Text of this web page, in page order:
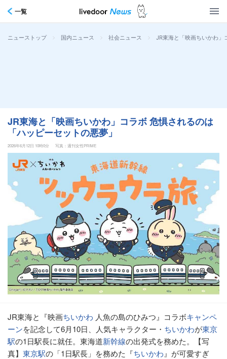
一覧
ニューストップ > 国内ニュース > 社会ニュース > JR東海と「映画ちいかわ」
JR東海と「映画ちいかわ」コラボ 危惧されるのは
「ハッピーセットの悪夢」
2026年6月12日 10時0分 写真：週刊女性PRIME
JR東海と『映画ちいかわ 人魚の島のひみつ』コラボキャンペ
ーンを記念して6月10日、人気キャラクター・ ちいかわが東京
駅の1日駅長に就任。東海道新幹線の出発式を務めた。【写
真】 東京駅の「1日駅長」を務めた『ちいかわ 』が可愛すぎ